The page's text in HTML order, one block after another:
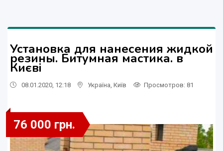
Установка для нанесения жидкой
резины. Битумная мастика. в
Києві
08.01.2020, 12:18 Україна Київ Просмотров: 81
76 000 грн.